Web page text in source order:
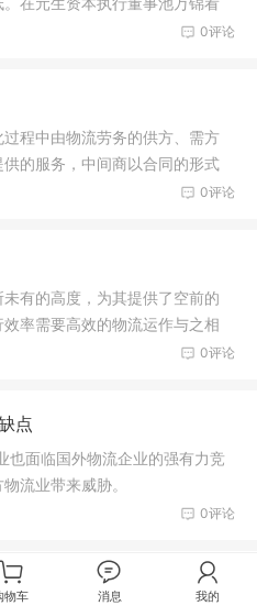
未来一定会进一步整
0评论
程中由物流劳务的供方、需方
的服务，中间商以合同的形式
全部或部分物流服务。
0评论
有的高度，为其提供了空前的
率需要高效的物流运作与之相
子商务配送需求的首选；电子
0评论
点
也面临国外物流企业的强有力竞
流业带来威胁。
0评论
物车 消息 我的